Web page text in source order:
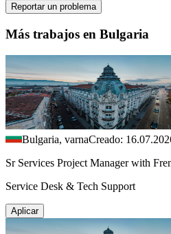
Reportar un problema
Más trabajos en Bulgaria
Bulgaria, varnaCreado:
Sr Services Project Manager with
Service Desk & Tech Support
Aplicar